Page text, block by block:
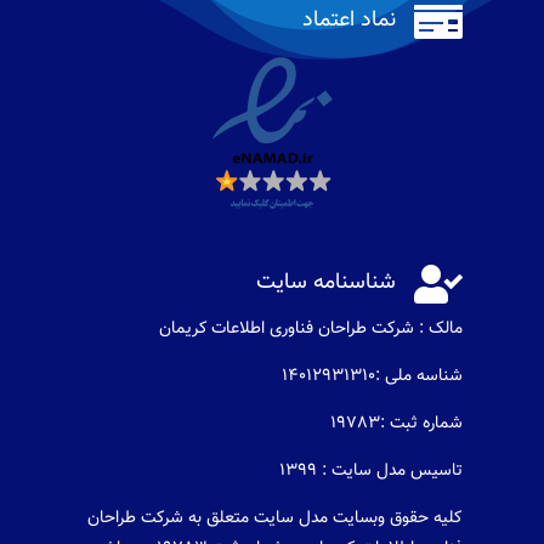
 نماد اعتماد
 شناسنامه سایت
مالک : شرکت طراحان فناوری اطلاعات كريمان
شناسه ملی :14012931310
شماره ثبت :19783
تاسیس مدل سایت : 1399
کلیه حقوق وبسایت مدل سایت متعلق به شرکت طراحان